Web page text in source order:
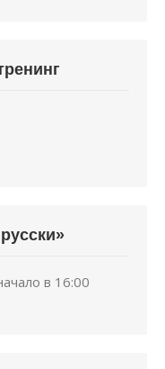
в 16:00